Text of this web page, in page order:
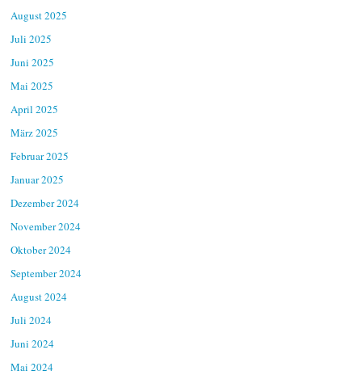
August 2025
Juli 2025
Juni 2025
Mai 2025
April 2025
März 2025
Februar 2025
Januar 2025
Dezember 2024
November 2024
Oktober 2024
September 2024
August 2024
Juli 2024
Juni 2024
Mai 2024